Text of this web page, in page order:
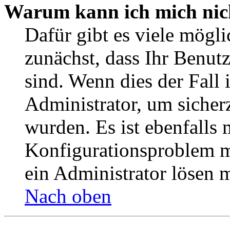
Warum kann ich mich
Dafür gibt es viele
zunächst, dass Ihr
sind. Wenn dies der Fall
Administrator, um
wurden. Es ist ebenfalls
Konfigurationsproblem
ein Administrator lösen
Nach oben